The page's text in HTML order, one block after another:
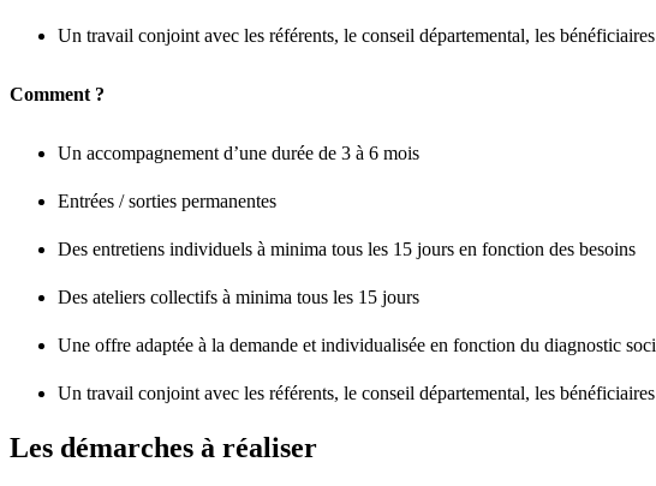
Un travail conjoint avec les référents, le conseil départemental, les
Comment ?
Un accompagnement d’une durée de 3 à 6 mois
Entrées / sorties permanentes
Des entretiens individuels à minima tous les 15 jours en fonction des besoins
Des ateliers collectifs à minima tous les 15 jours
Une offre adaptée à la demande et individualisée en fonction du diagnostic
Un travail conjoint avec les référents, le conseil départemental, les
Les démarches à réaliser